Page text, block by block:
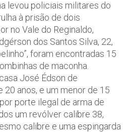
levou policiais militares do
à prisão de dois
no Vale do Reginaldo,
dos Santos Silva, 22,
foram encontradas 15
de maconha.
José Édson de
20 anos, e um menor de 15
porte ilegal de arma de
um revólver calibre 38,
calibre e uma espingarda